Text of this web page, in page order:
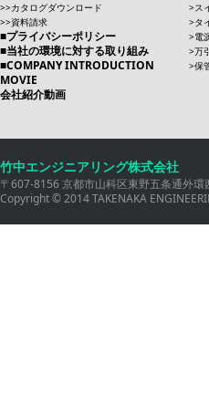
カタログダウンロード
資料請求
プライバシーポリシー
当社の環境に対する取り組み
COMPANY INTRODUCTION
MOVIE
会社紹介動画
ス
タ
電
万
保
竹中エンジニアリング株式会社
〒607-8156 京都市山科区東野五条通外
Copyright © 2014 TAKENAKA